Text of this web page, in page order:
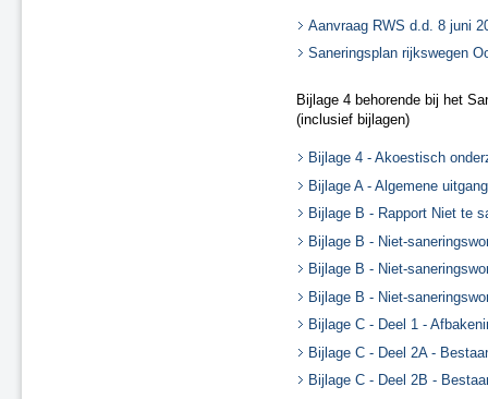
Aanvraag RWS d.d. 8 juni
Saneringsplan rijkswegen
Bijlage 4 behorende bij het
(inclusief bijlagen)
Bijlage 4 - Akoestisch
Bijlage A - Algemene
Bijlage B - Rapport Niet te
Bijlage B - Niet-
Bijlage B - Niet-
Bijlage B - Niet-
Bijlage C - Deel 1 -
Bijlage C - Deel 2A -
Bijlage C - Deel 2B -